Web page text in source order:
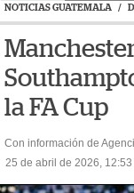
NOTICIAS GUATEMALA /
la FA Cup
Con información de
25 de abril de 2026, 12:53